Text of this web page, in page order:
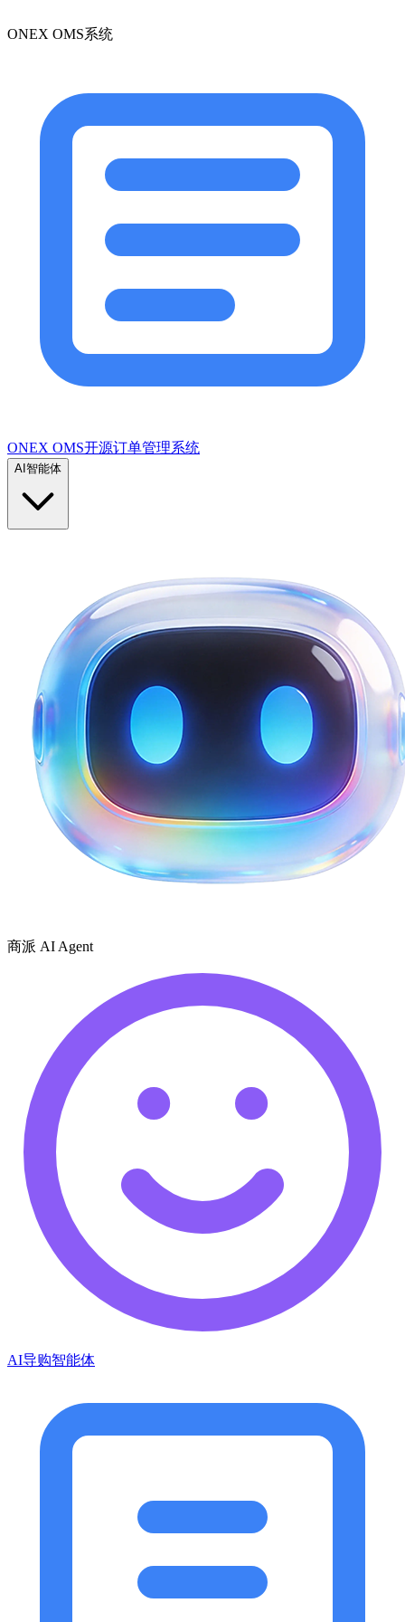
ONEX OMS系统
ONEX OMS开源订单管理系统
AI智能体
商派 AI Agent
AI导购智能体